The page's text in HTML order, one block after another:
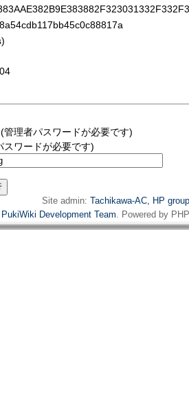
理者パスワードが必要です)
スワードが必要です)
Site admin: Tachikawa-AC, HP group
PukiWiki Development Team. Powered by